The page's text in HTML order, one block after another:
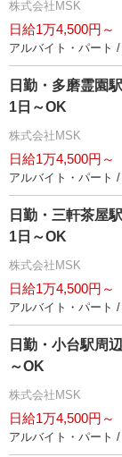
株式会社MSK
日給1万4,500円～
アルバイト・パート
日勤・多磨霊園
1日～OK
株式会社MSK
日給1万4,500円～
アルバイト・パート
日勤・三軒茶屋
1日～OK
株式会社MSK
日給1万4,500円～
アルバイト・パート
日勤・小台駅周
～OK
株式会社MSK
日給1万4,500円～
アルバイト・パート